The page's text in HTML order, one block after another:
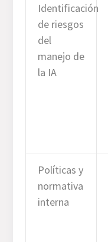
Identificación
de riesgos
del
manejo de
la IA
Políticas y
normativa
interna